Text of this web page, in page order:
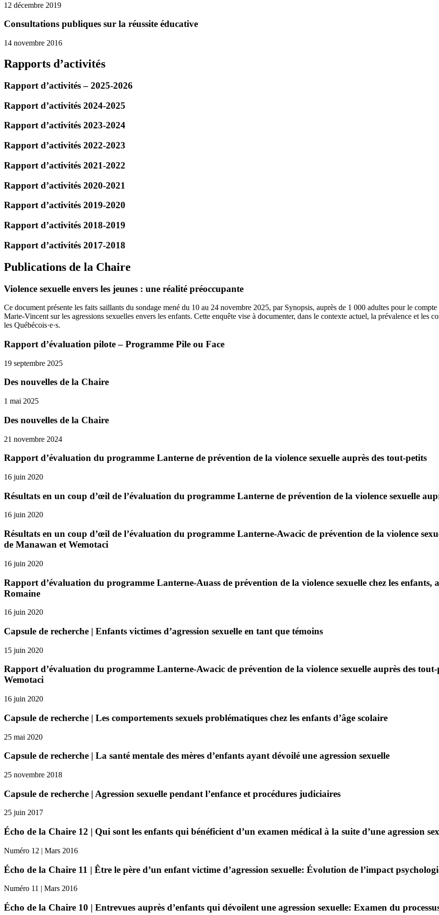
12 décembre 2019
Consultations publiques sur la réussite éducative
14 novembre 2016
Rapports d’activités
Rapport d’activités – 2025-2026
Rapport d’activités 2024-2025
Rapport d’activités 2023-2024
Rapport d’activités 2022-2023
Rapport d’activités 2021-2022
Rapport d’activités 2020-2021
Rapport d’activités 2019-2020
Rapport d’activités 2018-2019
Rapport d’activités 2017-2018
Publications de la Chaire
Violence sexuelle envers les jeunes : une réalité préoccupante
Ce document présente les faits saillants du sondage mené du 10 au 24 novembre 2025, par Synopsis, auprès de 1 000 adultes pour le
Marie-Vincent sur les agressions sexuelles envers les enfants. Cette enquête vise à documenter, dans le contexte actuel, la prévalence et les
les Québécois·e·s.
Rapport d’évaluation pilote – Programme Pile ou Face
19 septembre 2025
Des nouvelles de la Chaire
1 mai 2025
Des nouvelles de la Chaire
21 novembre 2024
Rapport d’évaluation du programme Lanterne de prévention de la violence sexuelle auprès des tout-petits
16 juin 2020
Résultats en un coup d’œil de l’évaluation du programme Lanterne de prévention de la violence sexuelle
16 juin 2020
Résultats en un coup d’œil de l’évaluation du programme Lanterne-Awacic de prévention de la violence
de Manawan et Wemotaci
16 juin 2020
Rapport d’évaluation du programme Lanterne-Auass de prévention de la violence sexuelle chez les enfants,
Romaine
16 juin 2020
Capsule de recherche | Enfants victimes d’agression sexuelle en tant que témoins
15 juin 2020
Rapport d’évaluation du programme Lanterne-Awacic de prévention de la violence sexuelle auprès des
Wemotaci
16 juin 2020
Capsule de recherche | Les comportements sexuels problématiques chez les enfants d’âge scolaire
25 mai 2020
Capsule de recherche | La santé mentale des mères d’enfants ayant dévoilé une agression sexuelle
25 novembre 2018
Capsule de recherche | Agression sexuelle pendant l’enfance et procédures judiciaires
25 juin 2017
Écho de la Chaire 12 | Qui sont les enfants qui bénéficient d’un examen médical à la suite d’une agression
Numéro 12 | Mars 2016
Écho de la Chaire 11 | Être le père d’un enfant victime d’agression sexuelle: Évolution de l’impact
Numéro 11 | Mars 2016
Écho de la Chaire 10 | Entrevues auprès d’enfants qui dévoilent une agression sexuelle: Examen du